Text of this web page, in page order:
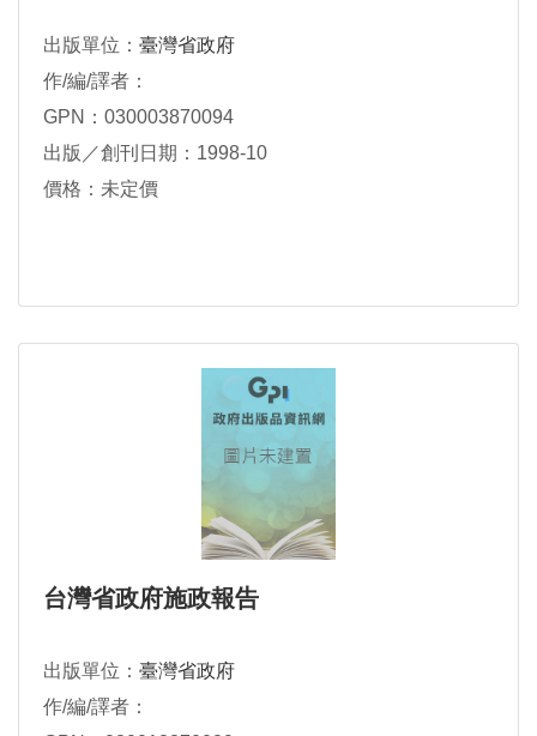
出版單位： 臺灣省政府
作/編/譯者：
GPN：030003870094
出版／創刊日期：1998-10
價格：未定價
台灣省政府施政報告
出版單位： 臺灣省政府
作/編/譯者：